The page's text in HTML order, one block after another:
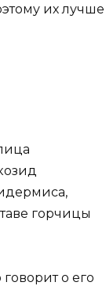
их лучше
горчицы
о его